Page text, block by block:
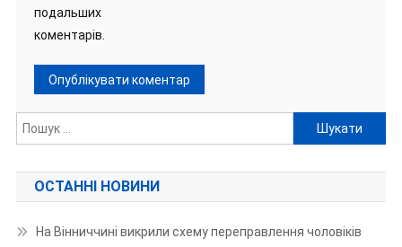
подальших
коментарів.
Пошук:
ОСТАННІ НОВИНИ
На Вінниччині викрили схему переправлення чоловіків